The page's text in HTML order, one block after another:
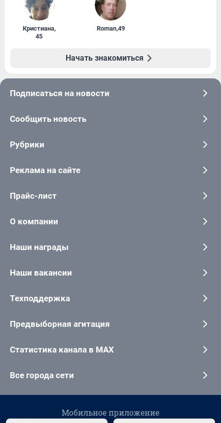
Кристиана,
45
Roman,49
Начать знакомиться
Подписаться на новости
Сообщить новость
Рубрики
Реклама на сайте
Прайс-лист
О компании
Наши награды
Наши вакансии
Техподдержка
Предвыборная агитация
Статистика канала в MAX
Все города сети
Мобильное приложение